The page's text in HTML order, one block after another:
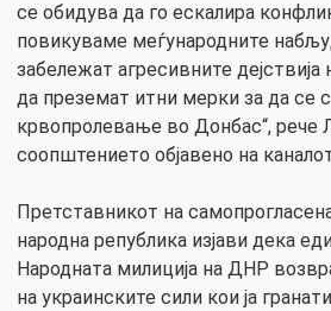
се обидува да го ескалира
повикуваме меѓународните
забележат агресивните
да преземат итни мерки за да се
крвопролевање во Донбас“, рече
соопштението објавено на
Претставникот на
народна република изјави дека
Народната милиција на ДНР
на украинските сили кои ја